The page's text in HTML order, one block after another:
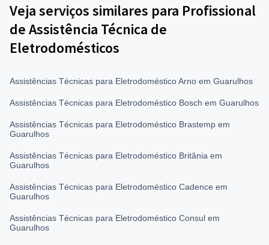
Veja serviços similares para Profissional
de Assistência Técnica de
Eletrodomésticos
Assistências Técnicas para Eletrodoméstico Arno em Guarulhos
Assistências Técnicas para Eletrodoméstico Bosch em Guarulhos
Assistências Técnicas para Eletrodoméstico Brastemp em
Guarulhos
Assistências Técnicas para Eletrodoméstico Britânia em
Guarulhos
Assistências Técnicas para Eletrodoméstico Cadence em
Guarulhos
Assistências Técnicas para Eletrodoméstico Consul em
Guarulhos